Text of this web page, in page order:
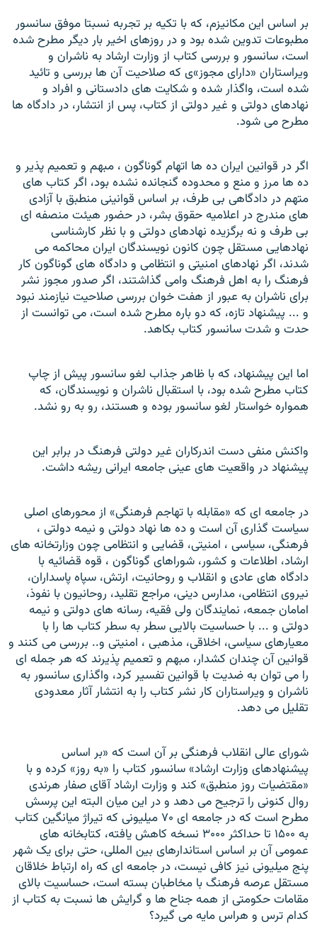
بر اساس اين مکانيزم، که با تکيه بر تجربه نسبتا موفق سانسور
مطبوعات تدوين شده بود و در روزهای اخير بار ديگر مطرح شده
است، سانسور و بررسی کتاب از وزارت ارشاد به ناشران و
ويراستاران «دارای مجوز»ی که صلاحيت آن ها بررسی و تائيد
شده است، واگذار شده و شکايت هایدادستانی و افراد و
نهادهای دولتی و غير دولتی از کتاب، پس از انتشار، در دادگاه ها
مطرح می شود.
اگر در قوانين ايران ده ها اتهام گوناگون ، مبهم و تعميم پذير و
ده ها مرز و منع و محدوده گنجانده نشده بود، اگر کتاب های
متهم در دادگاهی بی طرف، بر اساس قوانينی منطبق با آزادی
های مندرج در اعلاميه حقوق بشر، در حضور هيئت منصفه ای
بی طرف و نه برگزيده نهادهای دولتی و با نظر کارشناسی
نهادهایی مستقل چون کانون نويسندگان ايران محاکمه می
شدند، اگر نهادهای امنيتی و انتظامی و دادگاه های گوناگون کار
فرهنگ را به اهل فرهنگ وامی گذاشتند، اگر صدور مجوز نشر
برای ناشران به عبور از هفت خوان بررسی صلاحيت نيازمند نبود
و ... پيشنهاد تازه، که دو باره مطرح شده است، می توانست از
حدت و شدت سانسور کتاب بکاهد.
اما اين پيشنهاد، که با ظاهر جذاب لغو سانسور پيش از چاپ
کتاب مطرح شده بود، با استقبال ناشران و نويسندگان، که
همواره خواستار لغو سانسور بوده و هستند، رو به رو نشد.
واکنش منفی دست اندرکاران غير دولتی فرهنگ در برابر اين
پيشنهاد در واقعيت های عينی جامعه ايرانی ريشه داشت.
در جامعه ای که «مقابله با تهاجم فرهنگی» از محورهای اصلی
سياست گذاری آن است و ده ها نهاد دولتی و نيمه دولتی ،
فرهنگی، سياسی ، امنيتی، قضایی و انتظامی چون وزارتخانه های
ارشاد، اطلاعات و کشور، شوراهای گوناگون ، قوه قضائيه با
دادگاه های عادی و انقلاب و روحانيت، ارتش، سپاه پاسداران،
نيروی انتظامی، مدارس دينی، مراجع تقليد، روحانيون با نفوذ،
امامان جمعه، نمايندگان ولی فقيه، رسانه های دولتی و نيمه
دولتی و ... با حساسيت بالایی سطر به سطر کتاب ها را با
معيارهای سياسی، اخلاقی، مذهبی ، امنيتی و.. بررسی می کنند و
قوانين آن چندان کشدار، مبهم و تعميم پذيرند که هر جمله ای
را می توان به ضديت با قوانين تفسير کرد، واگذاری سانسور به
ناشران و ويراستاران کار نشر کتاب را به انتشار آثار معدودی
تقليل می دهد.
شورای عالی انقلاب فرهنگی بر آن است که «بر اساس
پيشنهادهای وزارت ارشاد» سانسور کتاب را «به روز» کرده و با
«مقتضيات روز منطبق» کند و وزارت ارشاد آقای صفار هرندی
روال کنونی را ترجيح می دهد و در اين ميان البته اين پرسش
مطرح است که در جامعه ای ۷۰ ميليونی که تيراژ ميانگين کتاب
به ۱۵۰۰ تا حداکثر ۳۰۰۰ نسخه کاهش يافته، کتابخانه های
عمومی آن بر اساس استاندارهای بين المللی، حتی برای يک شهر
پنج ميليونی نيز کافی نيست، در جامعه ای که راه ارتباط خلاقان
مستقل عرصه فرهنگ با مخاطبان بسته است، حساسيت بالای
مقامات حکومتی از همه جناح ها و گرايش ها نسبت به کتاب از
کدام ترس و هراس مايه می گيرد؟